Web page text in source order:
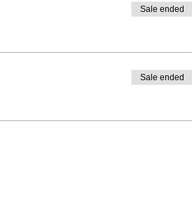
Sale ended
Sale ended